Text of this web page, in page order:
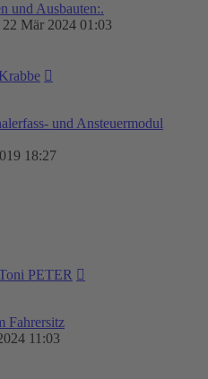
und Ausbauten:.
22 Mär 2024 01:03
Krabbe
und Ansteuermodul
18:27
PETER
Fahrersitz
11:03